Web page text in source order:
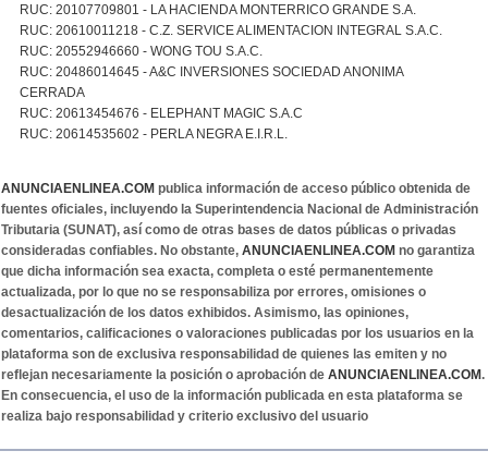
RUC: 20107709801 - LA HACIENDA MONTERRICO GRANDE S.A.
RUC: 20610011218 - C.Z. SERVICE ALIMENTACION INTEGRAL S.A.C.
RUC: 20552946660 - WONG TOU S.A.C.
RUC: 20486014645 - A&C INVERSIONES SOCIEDAD ANONIMA
CERRADA
RUC: 20613454676 - ELEPHANT MAGIC S.A.C
RUC: 20614535602 - PERLA NEGRA E.I.R.L.
ANUNCIAENLINEA.COM publica información de acceso público obtenida de
fuentes oficiales, incluyendo la Superintendencia Nacional de Administración
Tributaria (SUNAT), así como de otras bases de datos públicas o privadas
consideradas confiables. No obstante, ANUNCIAENLINEA.COM no garantiza
que dicha información sea exacta, completa o esté permanentemente
actualizada, por lo que no se responsabiliza por errores, omisiones o
desactualización de los datos exhibidos. Asimismo, las opiniones,
comentarios, calificaciones o valoraciones publicadas por los usuarios en la
plataforma son de exclusiva responsabilidad de quienes las emiten y no
reflejan necesariamente la posición o aprobación de ANUNCIAENLINEA.COM.
En consecuencia, el uso de la información publicada en esta plataforma se
realiza bajo responsabilidad y criterio exclusivo del usuario